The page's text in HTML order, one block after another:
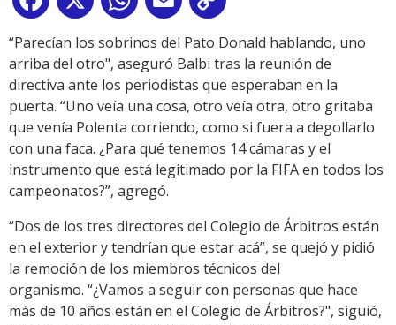
Link
“Parecían los sobrinos del Pato Donald hablando, uno
arriba del otro", aseguró Balbi tras la reunión de
directiva ante los periodistas que esperaban en la
puerta. “Uno veía una cosa, otro veía otra, otro gritaba
que venía Polenta corriendo, como si fuera a degollarlo
con una faca. ¿Para qué tenemos 14 cámaras y el
instrumento que está legitimado por la FIFA en todos los
campeonatos?”, agregó.
“Dos de los tres directores del Colegio de Árbitros están
en el exterior y tendrían que estar acá”, se quejó y pidió
la remoción de los miembros técnicos del
organismo. “¿Vamos a seguir con personas que hace
más de 10 años están en el Colegio de Árbitros?", siguió,